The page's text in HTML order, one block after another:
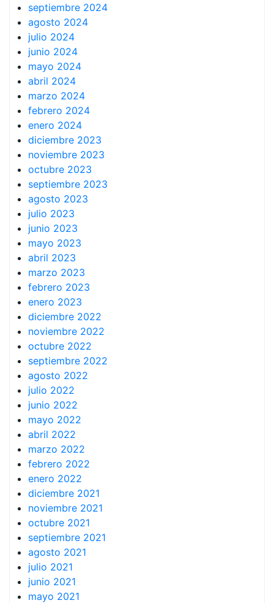
septiembre 2024
agosto 2024
julio 2024
junio 2024
mayo 2024
abril 2024
marzo 2024
febrero 2024
enero 2024
diciembre 2023
noviembre 2023
octubre 2023
septiembre 2023
agosto 2023
julio 2023
junio 2023
mayo 2023
abril 2023
marzo 2023
febrero 2023
enero 2023
diciembre 2022
noviembre 2022
octubre 2022
septiembre 2022
agosto 2022
julio 2022
junio 2022
mayo 2022
abril 2022
marzo 2022
febrero 2022
enero 2022
diciembre 2021
noviembre 2021
octubre 2021
septiembre 2021
agosto 2021
julio 2021
junio 2021
mayo 2021